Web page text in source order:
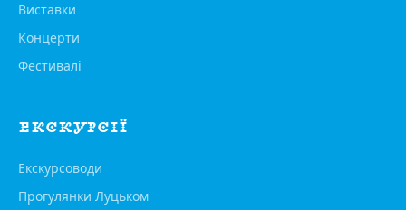
Виставки
Концерти
Фестивалі
ЕКСКУРСІЇ
Екскурсоводи
Прогулянки Луцьком